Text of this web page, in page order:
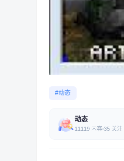
#动态
动态
11119 内容 35 关注